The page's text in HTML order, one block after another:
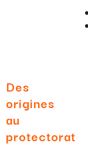
Des
origines
au
protectorat